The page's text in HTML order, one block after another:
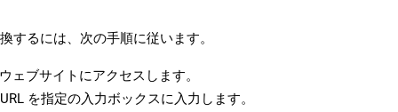
するには、次の手順に従います。
ェブサイトにアクセスします。
を指定の入力ボックスに入力します。